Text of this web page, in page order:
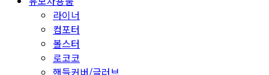
라이너
컴포터
볼스터
로코코
핸들커버/글러브